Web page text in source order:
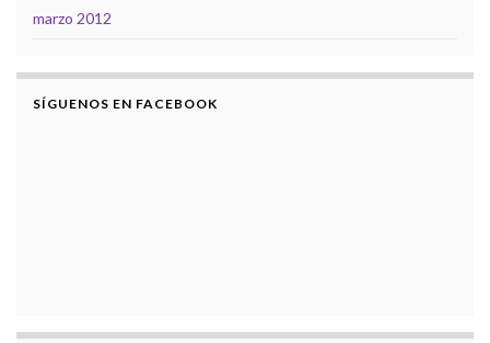
marzo 2012
SÍGUENOS EN FACEBOOK